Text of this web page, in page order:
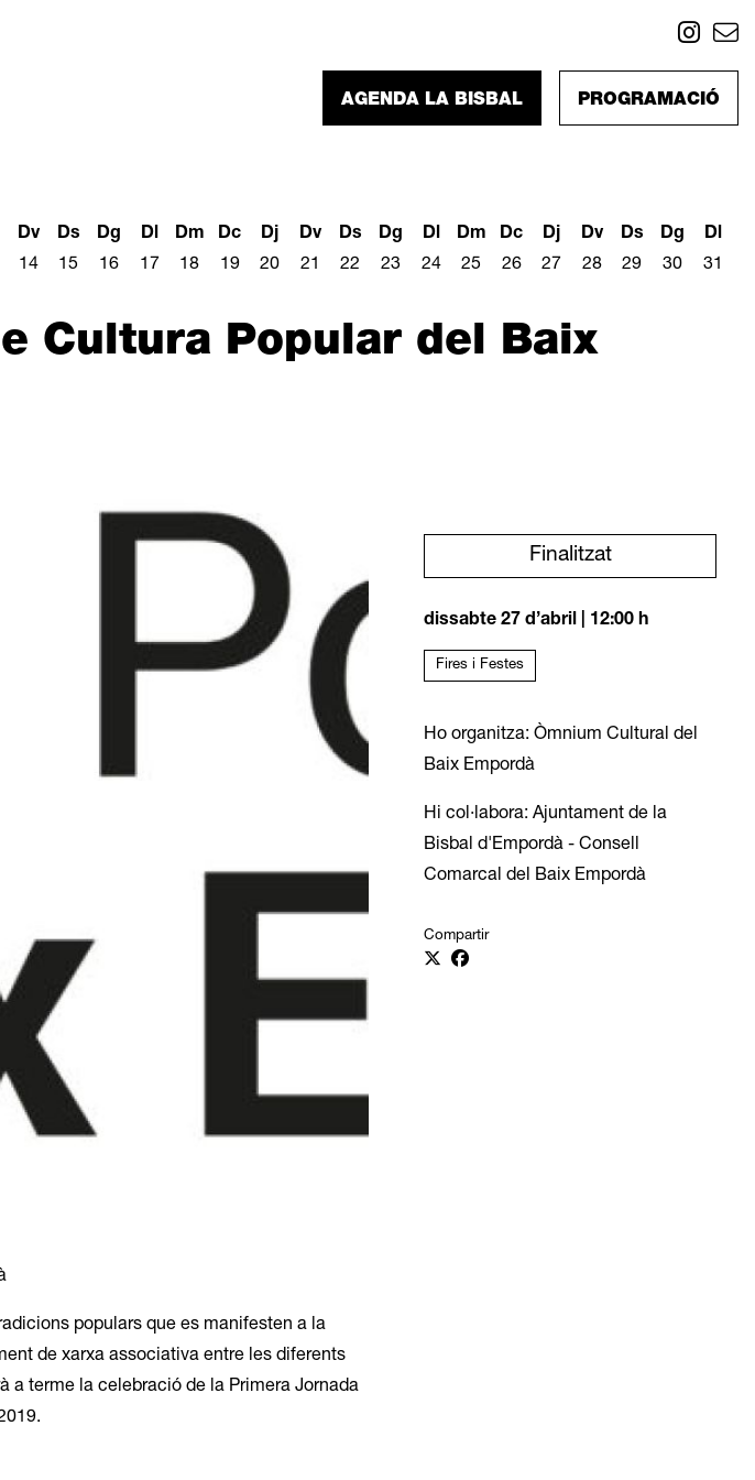
Link
PROGRAMACIÓ
AGENDA LA BISBAL
Dv
14
Ds
15
Dg
16
Dl
17
Dm
18
Dc
19
Dj
20
Dv
21
Ds
22
Dg
23
Dl
24
Dm
25
Dc
26
Dj
27
Dv
28
Ds
29
Dg
30
Dl
31
Cultura Popular del Baix
Finalitzat
dissabte 27 d’abril 12:00 h
Fires i Festes
Ho organitza: Òmnium Cultural del
Baix Empordà
Hi col·labora: Ajuntament de la
Bisbal d'Empordà - Consell
Comarcal del Baix Empordà
Compartir
populars que es manifesten a la
de xarxa associativa entre les diferents
a terme la celebració de la Primera Jornada